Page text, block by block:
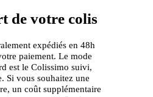
de votre colis
expédiés en 48h
paiement. Le mode
est le Colissimo suivi,
Si vous souhaitez une
un coût supplémentaire